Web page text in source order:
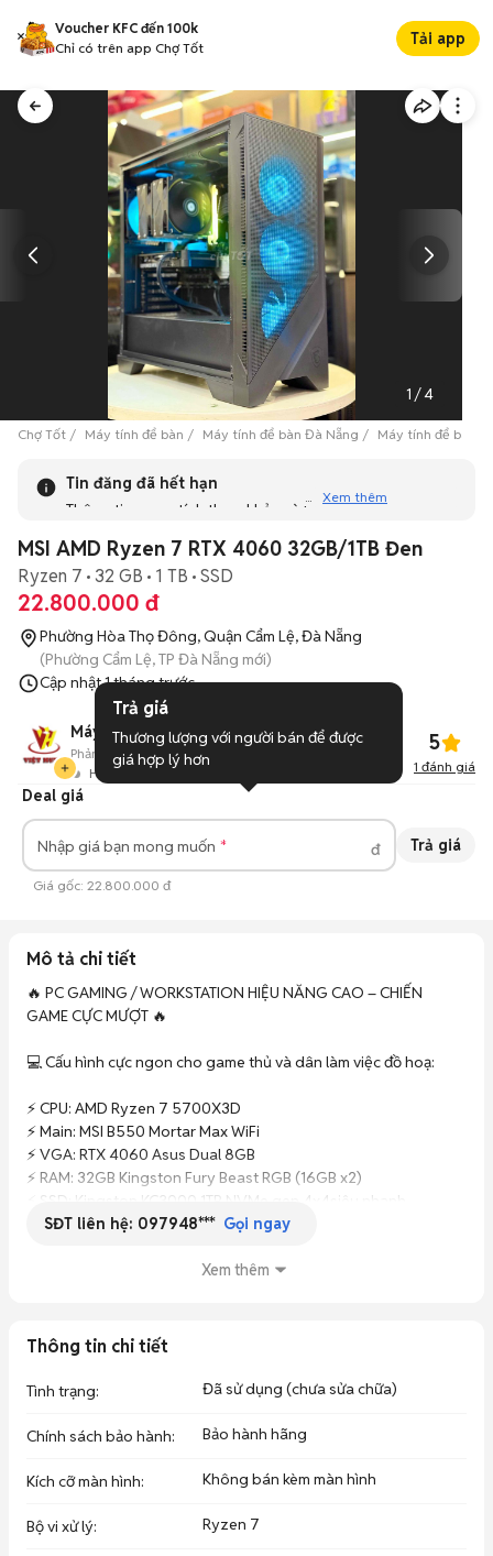
Voucher KFC đến 100k
Chỉ có trên app Chợ Tốt
Tải app
1 /4
Chợ Tốt Máy tính để bàn Máy tính để bàn Đà Nẵng Máy tính để bàn
Tin đăng đã hết hạn
Thông tin mang tính tham khảo và bạn không thể liên hệ
tương tự khác dưới đây nhé!
Xem thêm
MSI AMD Ryzen 7 RTX 4060 32GB/1TB Đen
Ryzen 7 32 GB 1 TB SSD
22.800.000 đ
Phường Hòa Thọ Đông, Quận Cẩm Lệ, Đà Nẵng
(Phường Cẩm Lệ, TP Đà Nẵng mới)
Cập nhật1 tháng trước
Máy Tính Việt Hưng Đà Nẵng
Hoạt động 3 ngày trước
Phản hồi: 91%80Đã bán 5
1 đánh giá
Deal giá
Nhập giá bạn mong muốn đ Trả giá
Giá gốc: 22.800.000 đ
Mô tả chi tiết
🔥 PC GAMING / WORKSTATION HIỆU NĂNG CAO – CHIẾN
GAME CỰC MƯỢT 🔥
💻 Cấu hình cực ngon cho game thủ và dân làm việc đồ hoạ:
⚡ CPU: AMD Ryzen 7 5700X3D
⚡ Main: MSI B550 Mortar Max WiFi
⚡ VGA: RTX 4060 Asus Dual 8GB
⚡ RAM: 32GB Kingston Fury Beast RGB (16GB x2)
⚡ SSD: Kingston KC3000 1TB NVMe gen 4x4siêu nhanh
⚡ PSU: MSI 650W
⚡ Case: MSI MAG FORGE 120A Airflow
🎮 Chiến tốt:
✔ CS2, Valorant, PUBG, AAA max setting
✔ Stream, edit video, thiết kế đồ hoạ
độ ổn định.
📍 Việt Hưng Computer – 01 Nguyễn Xuân Hữu, Cẩm Lệ, Đà
SĐT liên hệ: 097948*** Gọi ngay
Xem thêm
Thông tin chi tiết
Tình trạng: Đã sử dụng (chưa sửa chữa)
Chính sách bảo hành: Bảo hành hãng
Kích cỡ màn hình: Không bán kèm màn hình
Bộ vi xử lý: Ryzen 7
Trả giá
Thương lượng với người bán để được
giá hợp lý hơn